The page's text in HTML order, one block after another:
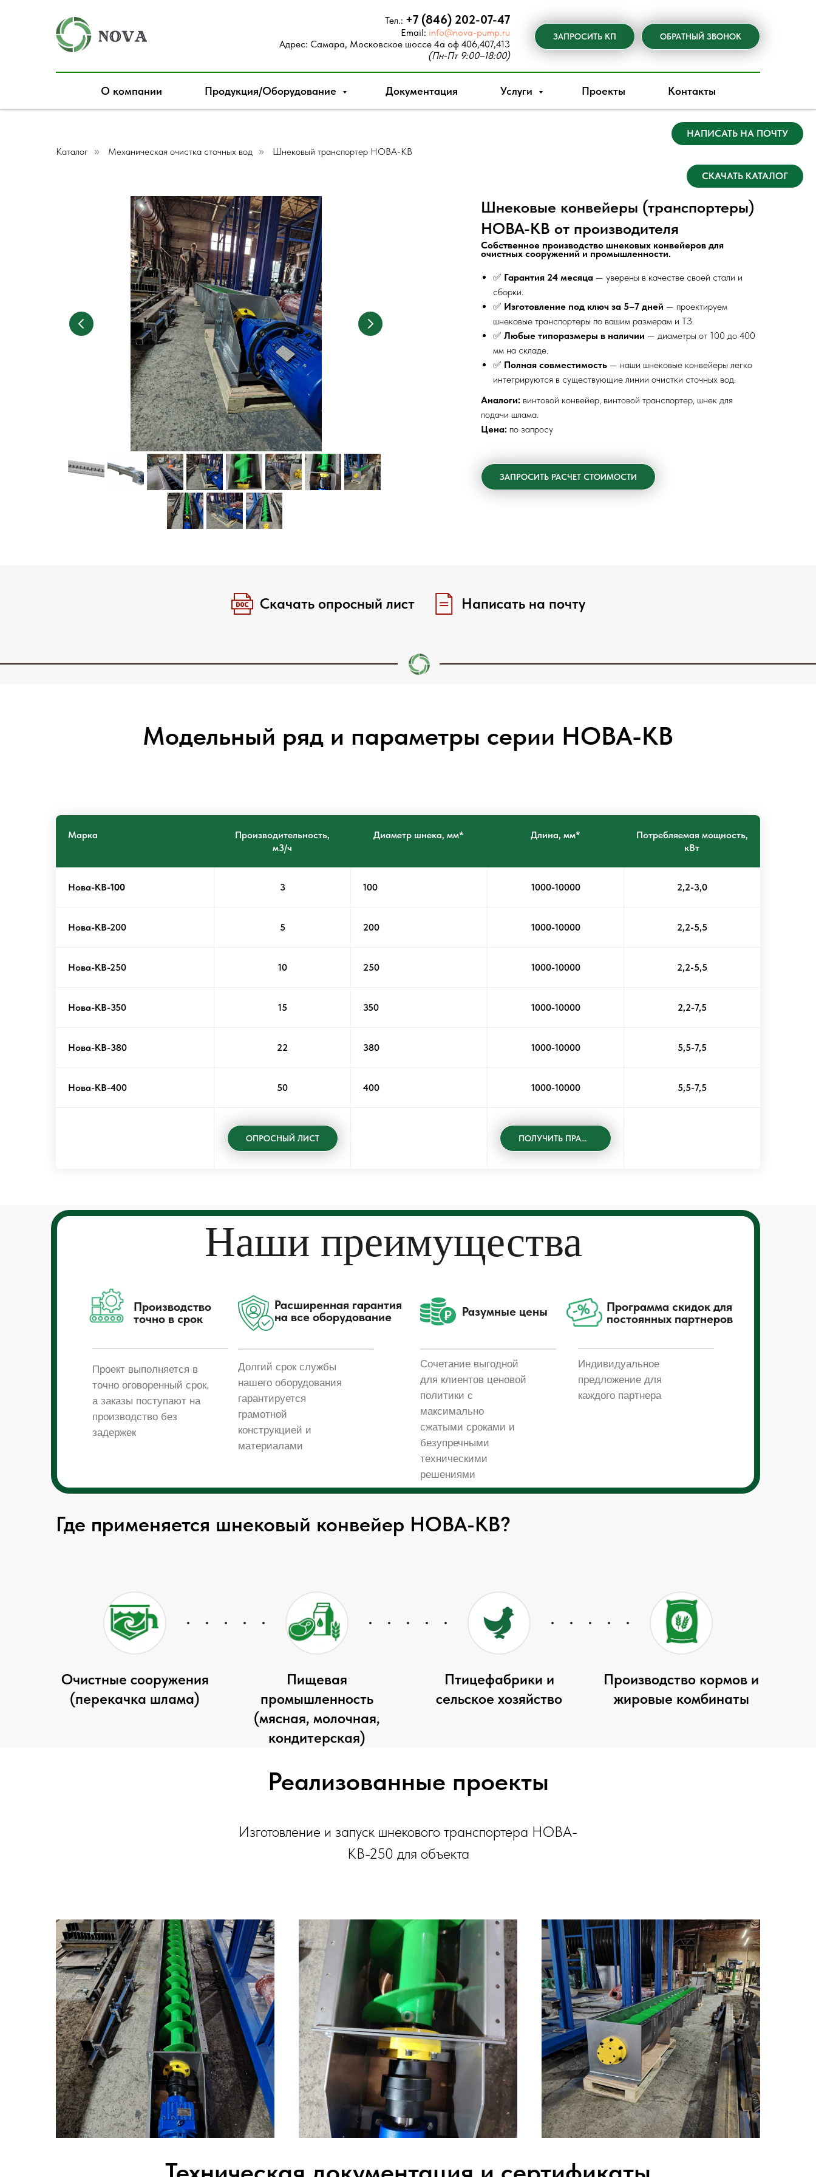
Тел.: +7 (846) 202-07-47
Email: info@nova-pump.ru
Адрес: Самара, Московское шоссе 4а оф 406,407,413
(Пн-Пт 9:00–18:00)
ЗАПРОСИТЬ КП ОБРАТНЫЙ ЗВОНОК
О компании Продукция/Оборудование Документация Услуги Проекты Контакты
НАПИСАТЬ НА ПОЧТУ
СКАЧАТЬ КАТАЛОГ
Каталог » Механическая очистка сточных вод » Шнековый транспортер НОВА-КВ
Шнековые конвейеры (транспортеры)
НОВА-КВ от производителя
Собственное производство шнековых конвейеров для
очистных сооружений и промышленности.
✅ Гарантия 24 месяца — уверены в качестве своей стали и
сборки.
✅ Изготовление под ключ за 5–7 дней — проектируем
шнековые транспортеры по вашим размерам и ТЗ.
✅ Любые типоразмеры в наличии — диаметры от 100 до 400
мм на складе.
✅ Полная совместимость — наши шнековые конвейеры легко
интегрируются в существующие линии очистки сточных вод.
Аналоги: винтовой конвейер, винтовой транспортер, шнек для
подачи шлама.
Цена: по запросу
ЗАПРОСИТЬ РАСЧЕТ СТОИМОСТИ
Скачать опросный лист Написать на почту
Модельный ряд и параметры серии НОВА-КВ
Марка
Производительность,
м3/ч
Диаметр шнека, мм* Длина, мм*
Потребляемая мощность,
кВт
Нова-КВ-100 3 100 1000-10000 2,2-3,0
Нова-КВ-200 5 200 1000-10000 2,2-5,5
Нова-КВ-250 10 250 1000-10000 2,2-5,5
Нова-КВ-350 15 350 1000-10000 2,2-7,5
Нова-КВ-380 22 380 1000-10000 5,5-7,5
Нова-КВ-400 50 400 1000-10000 5,5-7,5
ОПРОСНЫЙ ЛИСТ ПОЛУЧИТЬ ПРАЙС
Наши преимущества
Проект выполняется в
точно оговоренный срок,
а заказы поступают на
производство без
задержек
Долгий срок службы
нашего оборудования
гарантируется
грамотной
конструкцией и
материалами
Сочетание выгодной
для клиентов ценовой
политики с
максимально
сжатыми сроками и
безупречными
техническими
решениями
Производство
точно в срок
Расширенная гарантия
на все оборудование
Разумные цены
Программа скидок для
постоянных партнеров
Индивидуальное
предложение для
каждого партнера
Где применяется шнековый конвейер НОВА-КВ?
Очистные сооружения
(перекачка шлама)
Пищевая
промышленность
(мясная, молочная,
кондитерская)
Птицефабрики и
сельское хозяйство
Производство кормов и
жировые комбинаты
Реализованные проекты
Изготовление и запуск шнекового транспортера НОВА-
КВ-250 для объекта